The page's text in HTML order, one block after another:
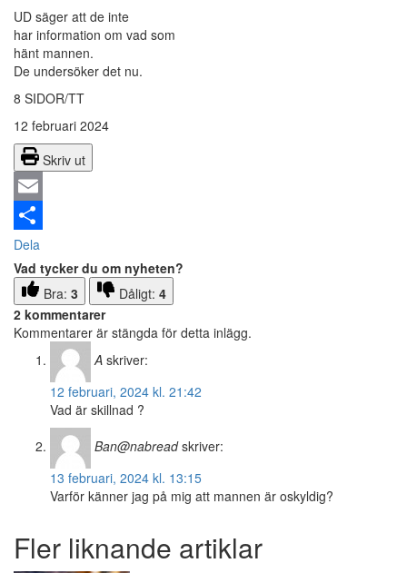
UD säger att de inte
har information om vad som
hänt mannen.
De undersöker det nu.
8 SIDOR/TT
12 februari 2024
Skriv ut
Email
Dela
Vad tycker du om nyheten?
Bra: 3 Dåligt: 4
2 kommentarer
Kommentarer är stängda för detta inlägg.
A skriver:
12 februari, 2024 kl. 21:42
Vad är skillnad ?
Ban@nabread skriver:
13 februari, 2024 kl. 13:15
Varför känner jag på mig att mannen är oskyldig?
Fler liknande artiklar